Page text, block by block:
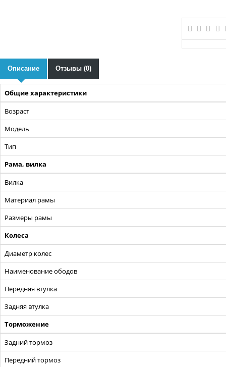
Описание Отзывы (0)
Общие характеристики
Возраст
Модель
Тип
Рама, вилка
Вилка
Материал рамы
Размеры рамы
Колеса
Диаметр колес
Наименование ободов
Передняя втулка
Задняя втулка
Торможение
Задний тормоз
Передний тормоз